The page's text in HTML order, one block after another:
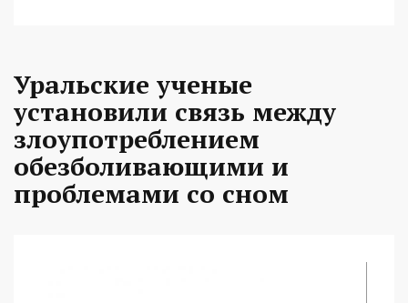
Уральские ученые
установили связь между
злоупотреблением
обезболивающими и
проблемами со сном